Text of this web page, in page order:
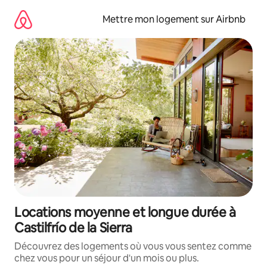
directement
contenu
Mettre mon logement sur Airbnb
Locations moyenne et longue durée à
Castilfrío de la Sierra
Découvrez des logements où vous vous sentez comme
chez vous pour un séjour d'un mois ou plus.